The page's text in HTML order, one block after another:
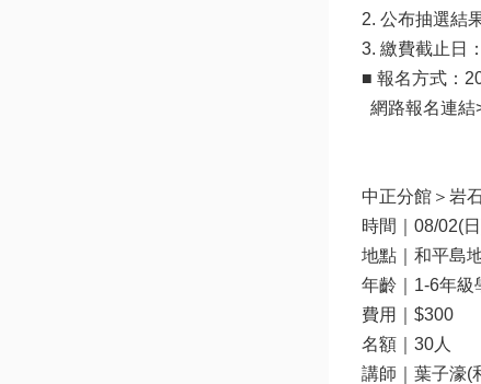
2. 公布抽選結
3. 繳費截止日
■ 報名方式：
網路報名連結
中正分館＞岩
時間｜08/02(
地點｜和平島
年齡｜1-6年級
費用｜$300
名額｜30人
講師｜葉子濠(